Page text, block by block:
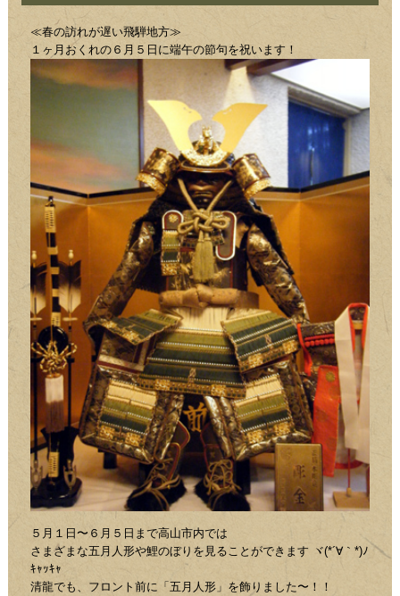
≪春の訪れが遅い飛騨地方≫
１ヶ月おくれの６月５日に端午の節句を祝います！
５月１日〜６月５日まで高山市内では
さまざまな五月人形や鯉のぼりを見ることができます ヾ(*´∀｀*)ﾉ
ｷｬｯｷｬ
清龍でも、フロント前に「五月人形」を飾りました〜！！